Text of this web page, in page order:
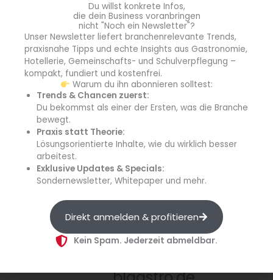
Ernährungsbewusste
extra streichzart
ohne deklarationspflichtige Zusatzstoffe
voller Buttergeschmack
vielseitige Verwendungsanlässe
Erhältlich im Großhandel und C&C-Bereich in den
Varianten:
100 x 10 g Portionen im Karton
100 x 15 g Portionen im Karton
100 x 20 g Portionen im Karton
10 g Blüten (tiefgekühlt; 5 x 1 kg Beutel im Karton)
Quelle: MEGGLE GmbH & Co. KG
Du willst konkrete Infos,
die dein Business voranbringen
nicht "Noch ein Newsletter"?
Unser Newsletter liefert branchenrelevante Trends,
praxisnahe Tipps und echte Insights aus Gastronomie,
Hotellerie, Gemeinschafts- und Schulverpflegung –
kompakt, fundiert und kostenfrei.
Warum du ihn abonnieren solltest:
Trends & Chancen zuerst:
Du bekommst als einer der Ersten, was die Branche
bewegt.
Praxis statt Theorie:
Lösungsorientierte Inhalte, wie du wirklich besser
arbeitest.
Exklusive Updates & Specials:
Sondernewsletter, Whitepaper und mehr.
Direkt anmelden & profitieren
Kein Spam. Jederzeit abmeldbar.